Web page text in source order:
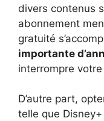
divers contenus
abonnement
gratuité
importante
interrompre
D’autre part,
telle que